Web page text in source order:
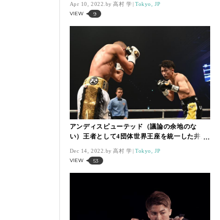
Apr 10, 2022. 高村 学 Tokyo, JP
VIEW 9
アンディスピューテッド（議論の余地のな
い）王者として4団体世界王座を統一した井上
Dec 14, 2022. 高村 学 Tokyo, JP
VIEW 53